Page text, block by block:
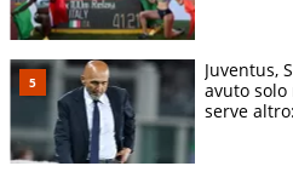
Juventus,
avuto
serve